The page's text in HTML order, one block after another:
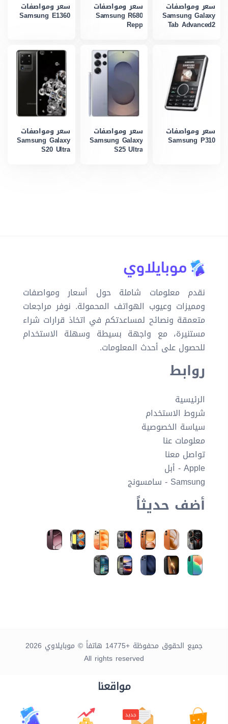
سعر ومواصفات
Samsung Galaxy
Tab Advanced2
سعر ومواصفات
Samsung R680
Repp
سعر ومواصفات
Samsung E1360
سعر ومواصفات
Samsung P310
سعر ومواصفات
Samsung Galaxy
S25 Ultra
سعر ومواصفات
Samsung Galaxy
S20 Ultra
نقدم معلومات شاملة حول أسعار ومواصفات
ومميزات وعيوب الهواتف المحمولة. نوفر مراجعات
متعمقة ونصائح لمساعدتكم في اتخاذ قرارات شراء
مستنيرة، مع واجهة بسيطة وسهلة الاستخدام
للحصول على أحدث المعلومات.
روابط
الرئيسية
شروط الاستخدام
سياسة الخصوصية
معلومات عنا
تواصل معنا
Apple - أبل
Samsung - سامسونج
أضف حديثاً
جميع الحقوق محفوظة +14775 هاتفاً © موبايلاوي 2026
All rights reserved